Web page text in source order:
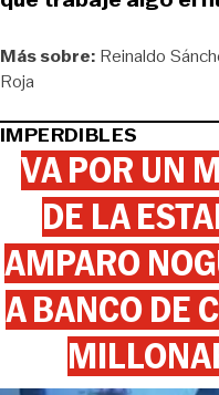
Más sobre: Reinaldo
Roja
IMPERDIBLES
VA POR UN
DE LA
AMPARO
A BANCO DE